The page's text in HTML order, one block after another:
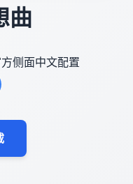
曲
侧面中文配置